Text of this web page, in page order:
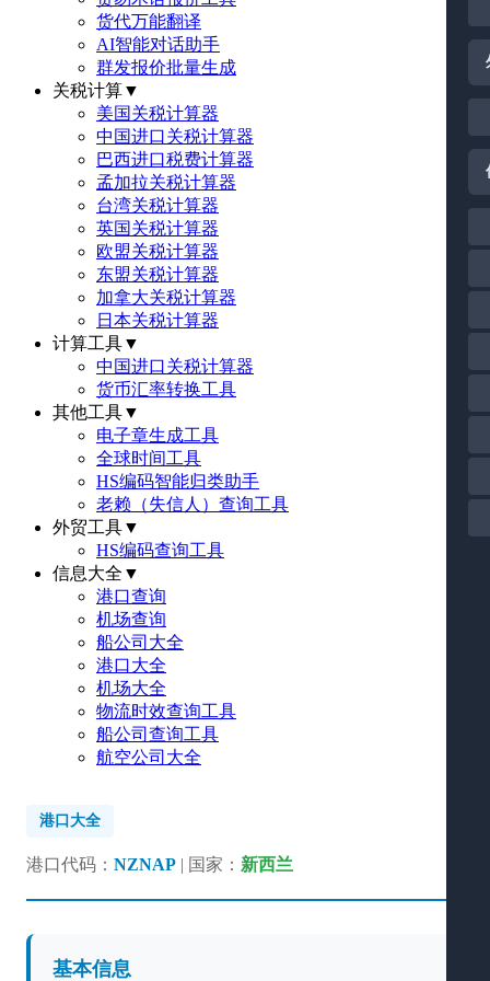
货代万能翻译
AI智能对话助手
群发报价批量生成
关税计算▼
美国关税计算器
中国进口关税计算器
巴西进口税费计算器
孟加拉关税计算器
台湾关税计算器
英国关税计算器
欧盟关税计算器
东盟关税计算器
加拿大关税计算器
日本关税计算器
计算工具▼
中国进口关税计算器
货币汇率转换工具
其他工具▼
电子章生成工具
全球时间工具
HS编码智能归类助手
老赖（失信人）查询工具
外贸工具▼
HS编码查询工具
信息大全 ▼
港口查询
机场查询
船公司大全
港口大全
机场大全
物流时效查询工具
船公司查询工具
航空公司大全
港口大全
港口代码： NZNAP | 国家： 新西兰
基本信息